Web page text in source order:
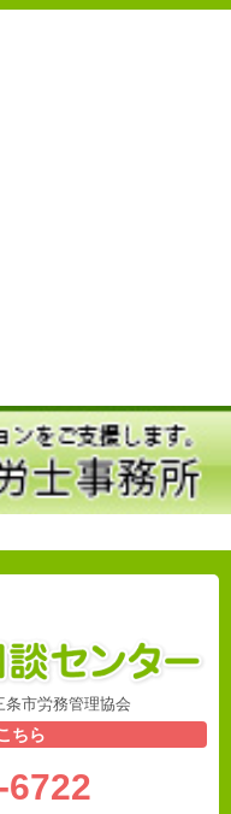
市労務管理協会
ちら
6722